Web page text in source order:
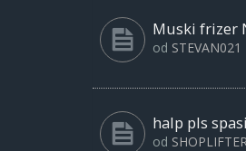
Muski frizer
od STEVAN021
halp pls
od